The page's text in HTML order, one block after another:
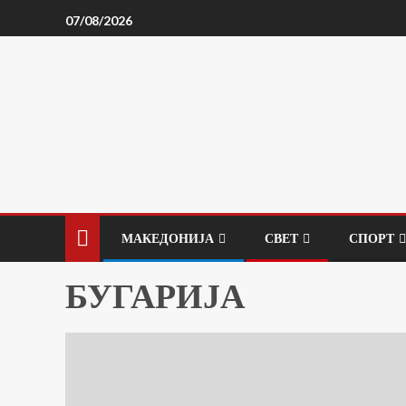
07/08/2026
МАКЕДОНИЈА СВЕТ СПОРТ
БУГАРИЈА